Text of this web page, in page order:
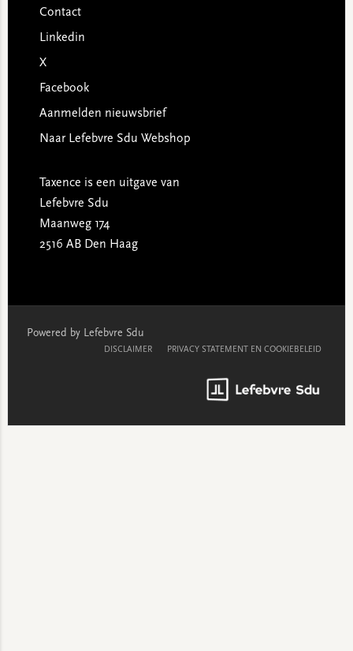
Contact
Linkedin
X
Facebook
Aanmelden nieuwsbrief
Naar Lefebvre Sdu Webshop
Taxence is een uitgave van
Lefebvre Sdu
Maanweg 174
2516 AB Den Haag
Powered by Lefebvre Sdu
DISCLAIMER PRIVACY STATEMENT EN COOKIEBELEID